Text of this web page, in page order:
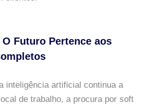
Futuro Pertence aos
inteligência artificial continua a
de trabalho, a procura por soft